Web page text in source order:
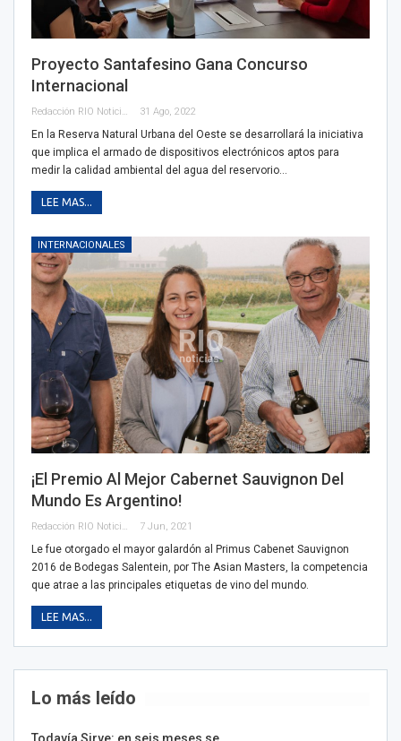
Proyecto Santafesino Gana Concurso
Internacional
Redacción RIO Noticias 31 Ago, 2022
En la Reserva Natural Urbana del Oeste se desarrollará la iniciativa
que implica el armado de dispositivos electrónicos aptos para
medir la calidad ambiental del agua del reservorio…
LEE MAS...
INTERNACIONALES
¡El Premio Al Mejor Cabernet Sauvignon Del
Mundo Es Argentino!
Redacción RIO Noticias 7 Jun, 2021
Le fue otorgado el mayor galardón al Primus Cabenet Sauvignon
2016 de Bodegas Salentein, por The Asian Masters, la competencia
que atrae a las principales etiquetas de vino del mundo.
LEE MAS...
Lo más leído